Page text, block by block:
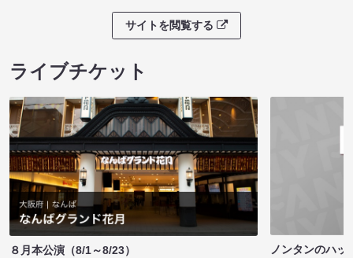
サイトを閲覧する
ライブチケット
８月本公演（8/1～8/23）
ノンタンのハッ